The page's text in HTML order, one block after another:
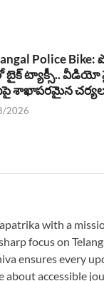
Police
బైక్ ట్యాక్సీ.. వీడియో
శాఖాపరమైన
2026
with a
focus on
ensures every
about accessible